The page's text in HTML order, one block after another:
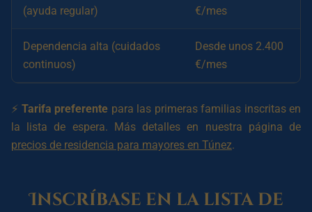
(ayuda regular)
€/mes
Dependencia alta (cuidados
continuos)
Desde unos 2.400
€/mes
⚡ Tarifa preferente para las primeras familias inscritas en
la lista de espera. Más detalles en nuestra página de
precios de residencia para mayores en Túnez.
Inscríbase en la lista de